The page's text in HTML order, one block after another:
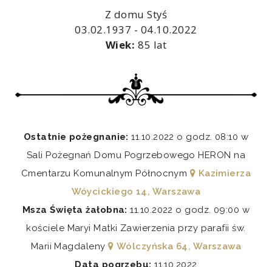
Z domu Styś
03.02.1937 - 04.10.2022
Wiek: 85 lat
Ostatnie pożegnanie: 11.10.2022 o godz. 08:10 w
Sali Pożegnań Domu Pogrzebowego HERON na
Cmentarzu Komunalnym Północnym
Kazimierza
Wóycickiego 14, Warszawa
Msza Święta żałobna: 11.10.2022 o godz. 09:00 w
kościele Maryi Matki Zawierzenia przy parafii św.
Marii Magdaleny
Wólczyńska 64, Warszawa
Data pogrzebu: 11.10.2022